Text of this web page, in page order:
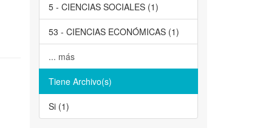
5 - CIENCIAS SOCIALES (1)
53 - CIENCIAS ECONÓMICAS (1)
... más
Tiene Archivo(s)
Si (1)